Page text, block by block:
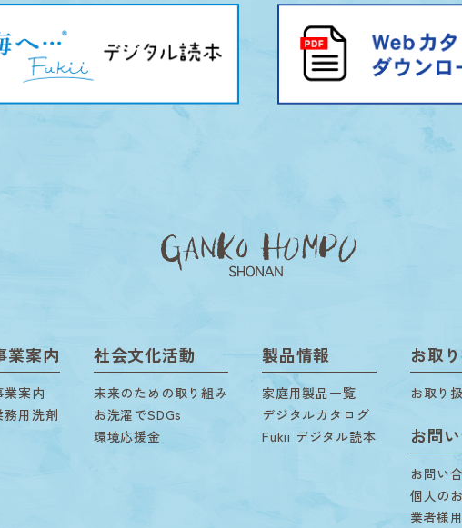
業案内
業案内
務用洗剤
社会文化活動
未来のための取り組み
お洗濯でSDGs
環境応援金
製品情報
家庭用製品一覧
デジタルカタログ
Fukii デジタル読本
お取
お取り
お問
お問い
個人の
業者様